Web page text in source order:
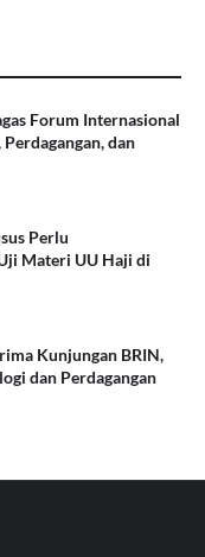
Forum Internasional
dan
Perlu
Materi UU Haji di
Kunjungan BRIN,
dan Perdagangan